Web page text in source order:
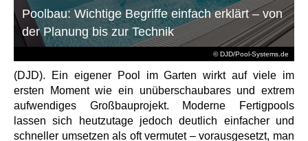
© DJD/Pool-Systems.de
Poolbau: Wichtige Begriffe einfach erklärt – von
der Planung bis zur Technik
(DJD). Ein eigener Pool im Garten wirkt auf viele im
ersten Moment wie ein unüberschaubares und extrem
aufwendiges Großbauprojekt. Moderne Fertigpools
lassen sich heutzutage jedoch deutlich einfacher und
schneller umsetzen als oft vermutet – vorausgesetzt, man